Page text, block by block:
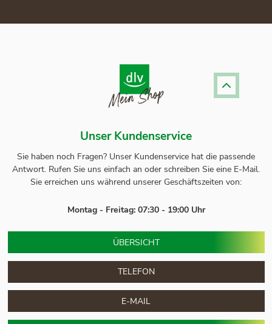
Unser Kundenservice
Sie haben noch Fragen? Unser Kundenservice hat die passende
Antwort. Rufen Sie uns einfach an oder schreiben Sie eine E-Mail.
Sie erreichen uns während unserer Geschäftszeiten von:
Montag - Freitag: 07:30 - 19:00 Uhr
ÜBERSICHT
TELEFON
E-MAIL